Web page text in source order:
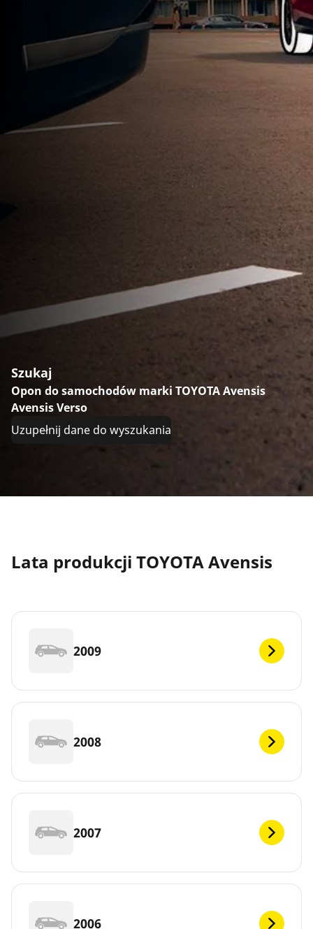
Szukaj
Opon do samochodów marki TOYOTA Avensis
Avensis Verso
Uzupełnij dane do wyszukania
Lata produkcji TOYOTA Avensis
2009
2008
2007
2006